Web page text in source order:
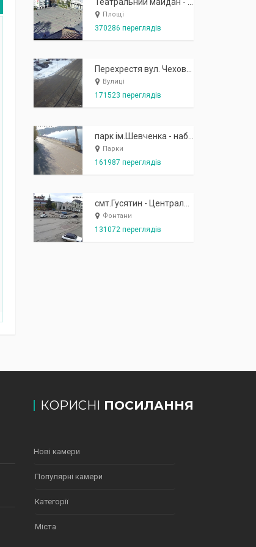
Площі
370286 переглядів
Вулиці
171523 переглядів
Парки
161987 переглядів
Фонтани
131072 переглядів
КОРИСНІ ПОСИЛАННЯ
Нові камери
Популярні камери
Категорії
Міста